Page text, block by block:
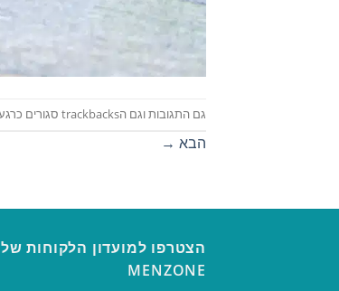
גם התגובות וגם הtrackbacks סגורים כרגע.
הבא →
הצטרפו למועדון הלקוחות של
MENZONE